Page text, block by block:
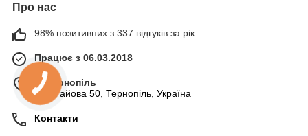
Про нас
98% позитивних з 337 відгуків за рік
Працює з 06.03.2018
м. Тернопіль
вул. Гайова 50, Тернопіль, Україна
Контакти